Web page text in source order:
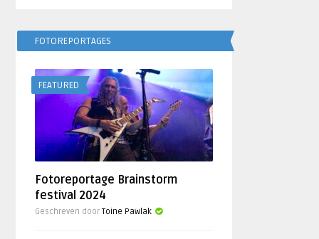
FOTOREPORTAGES
FEATURED
Fotoreportage Brainstorm
festival 2024
Geschreven doorToine Pawlak